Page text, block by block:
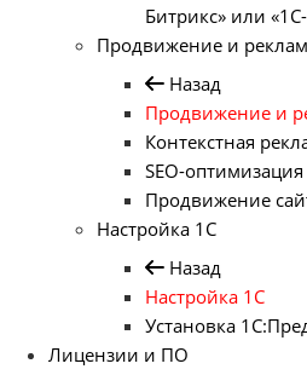
Битрикс» или
Продвижение и
Назад
Продвижение и
Контекстная
SEO-оптимизация
Продвижение
Настройка 1С
Назад
Настройка 1С
Установка
Лицензии и ПО